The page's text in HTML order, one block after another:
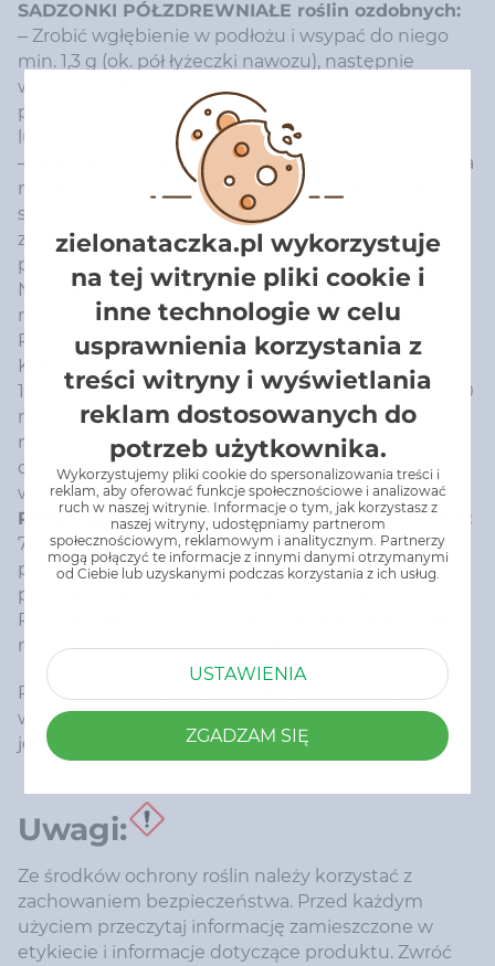
SADZONKI PÓŁZDREWNIAŁE roślin ozdobnych:
– Zrobić wgłębienie w podłożu i wsypać do niego
min. 1,3 g (ok. pół łyżeczki nawozu), następnie
wsadzić roślinę, dociskając podłoże wokół niej i
podlać wodą,
lub
– dolne końce sadzonek (ok. 2-3 cm) zwilżyć wodą, a
następnie zanurzyć w nawozie. Ilość nawozu na 1
sadzonkę wynosi ok. 0,15 g. Bezpośrednio po
zastosowaniu nawozu sadzonki umieścić w
podłożu.
Nie zwilżać wodą sadzonek wydzielających sok w
miejscu cięcia!
PRZESADZANIE ROŚLIN O ODKRYTYCH
KORZENIACH:
15 g (ok. 2 łyżki) nawozu rozmieszać dokładnie w 100
ml wody i pozostawić na 10 minut. Następnie
maczać korzenie przesadzanych roślin w
otrzymanej zawiesinie i wysadzać w przygotowane
wcześniej dołki.
PRZESADZANIE ROŚLIN Z BRYŁĄ KORZENIOWĄ:
7 g (ok. 1 łyżkę) nawozu wysypać w miejscu
przeznaczonym pod bryłę korzeniową. Następnie
polać je obficie wodą i przesadzić roślinę.
Przy ukorzenianiu ostrokrzewu lepsze efekty daje
metoda zanurzania w nawozie.
Przy stosowaniu nawozu należy zawsze używać
wody bez chloru, która nie niszczy wchodzącej w
jego skład mikroflory.
Uwagi:
Ze środków ochrony roślin należy korzystać z
zachowaniem bezpieczeństwa. Przed każdym
użyciem przeczytaj informację zamieszczone w
etykiecie i informacje dotyczące produktu. Zwróć
zielonataczka.pl wykorzystuje
na tej witrynie pliki cookie i
inne technologie w celu
usprawnienia korzystania z
treści witryny i wyświetlania
reklam dostosowanych do
potrzeb użytkownika.
Wykorzystujemy pliki cookie do spersonalizowania treści i
reklam, aby oferować funkcje społecznościowe i analizować
ruch w naszej witrynie. Informacje o tym, jak korzystasz z
naszej witryny, udostępniamy partnerom
społecznościowym, reklamowym i analitycznym. Partnerzy
mogą połączyć te informacje z innymi danymi otrzymanymi
od Ciebie lub uzyskanymi podczas korzystania z ich usług.
USTAWIENIA
ZGADZAM SIĘ